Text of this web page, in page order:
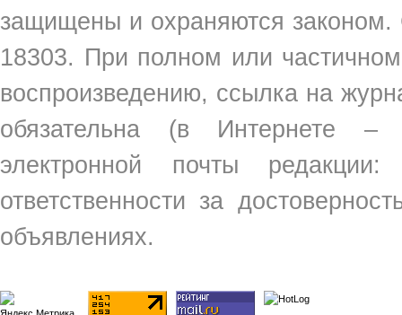
защищены и охраняются
18303. При полном или
воспроизведению, ссылка на
обязательна (в Интернете
электронной почты
ответственности за
объявлениях.